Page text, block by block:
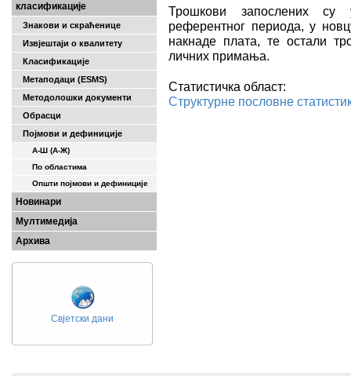
класификације
Знакови и скраћенице
Извјештаји о квалитету
Класификације
Метаподаци (ESMS)
Методолошки документи
Обрасци
Појмови и дефиниције
А-Ш (A-Ж)
По областима
Општи појмови и дефиниције
Новинари
Мултимедија
Архива
Свјетски дани
Трошкови запослених су
референтног периода, у
накнаде плата, те остали
личних примања.
Статистичка област:
Структурне пословне